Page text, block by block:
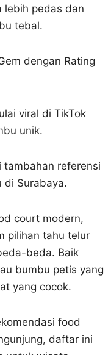
lebih pedas dan
tebal.
dengan Rating
viral di TikTok
unik.
tambahan referensi
di Surabaya.
court modern,
pilihan tahu telur
beda. Baik
bumbu petis yang
yang cocok.
food
daftar ini